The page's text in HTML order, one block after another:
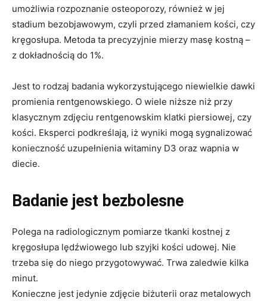
umożliwia rozpoznanie osteoporozy, również w jej
stadium bezobjawowym, czyli przed złamaniem kości, czy
kręgosłupa. Metoda ta precyzyjnie mierzy masę kostną –
z dokładnością do 1%.
Jest to rodzaj badania wykorzystującego niewielkie dawki
promienia rentgenowskiego. O wiele niższe niż przy
klasycznym zdjęciu rentgenowskim klatki piersiowej, czy
kości. Eksperci podkreślają, iż wyniki mogą sygnalizować
konieczność uzupełnienia witaminy D3 oraz wapnia w
diecie.
Badanie jest bezbolesne
Polega na radiologicznym pomiarze tkanki kostnej z
kręgosłupa lędźwiowego lub szyjki kości udowej. Nie
trzeba się do niego przygotowywać. Trwa zaledwie kilka
minut.
Konieczne jest jedynie zdjęcie biżuterii oraz metalowych